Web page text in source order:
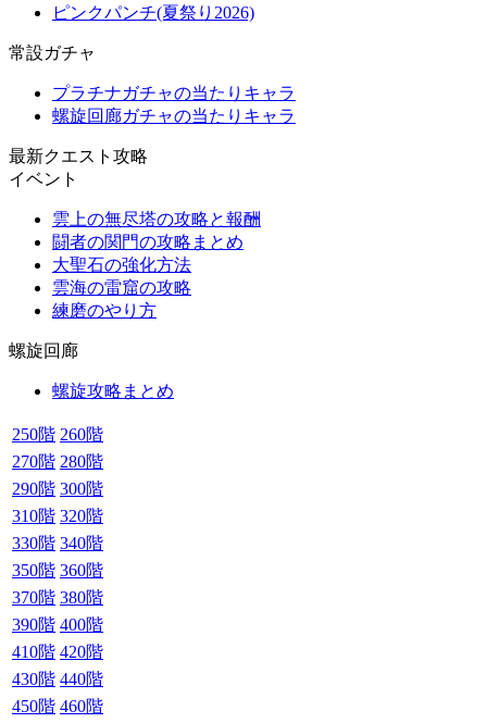
ピンクパンチ(夏祭り2026)
常設ガチャ
プラチナガチャの当たりキャラ
螺旋回廊ガチャの当たりキャラ
最新クエスト攻略
イベント
雲上の無尽塔の攻略と報酬
闘者の関門の攻略まとめ
大聖石の強化方法
雲海の雷窟の攻略
練磨のやり方
螺旋回廊
螺旋攻略まとめ
250階 260階
270階 280階
290階 300階
310階 320階
330階 340階
350階 360階
370階 380階
390階 400階
410階 420階
430階 440階
450階 460階